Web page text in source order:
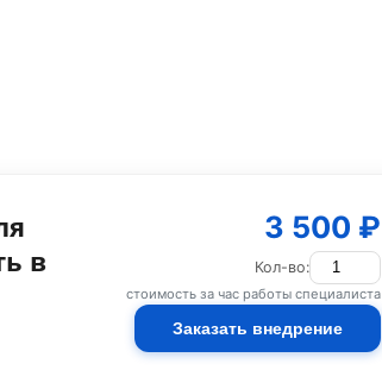
в
3 500 ₽
Кол-во:
стоимость за час работы специалиста
Заказать внедрение